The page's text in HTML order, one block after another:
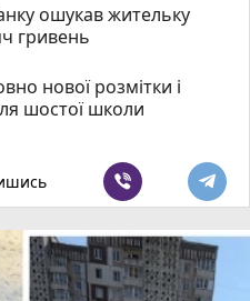
ошукав жительку
гривень
нової розмітки і
шостої школи